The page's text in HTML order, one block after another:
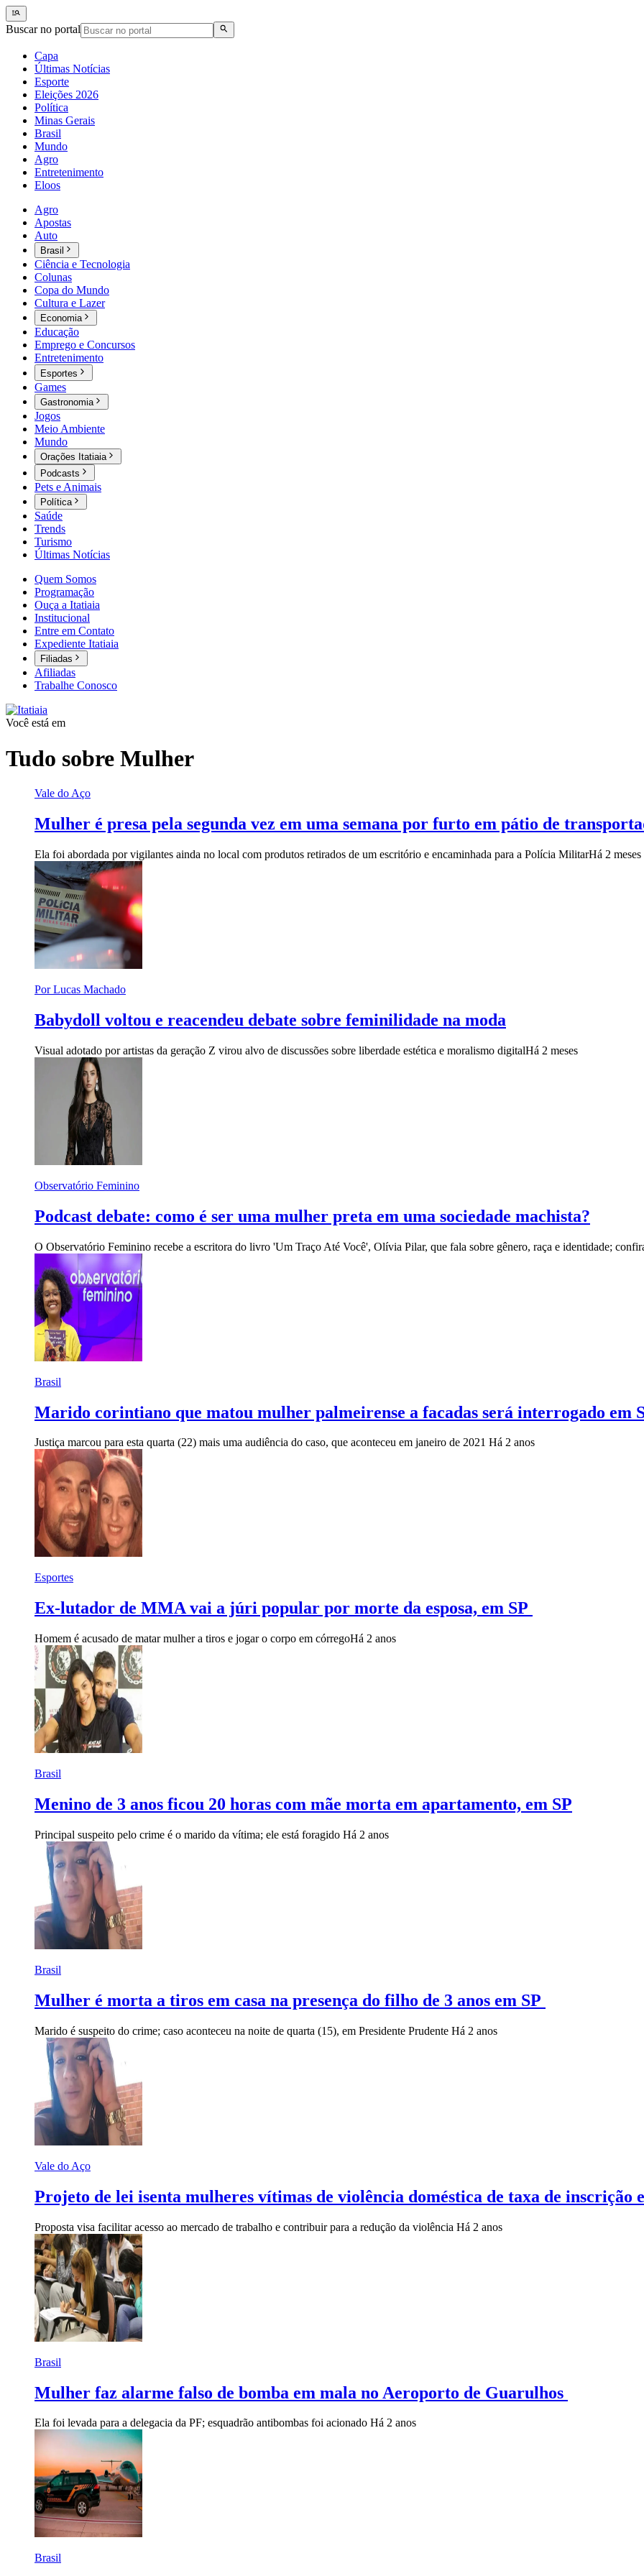
Buscar no portal
Capa
Últimas Notícias
Esporte
Eleições 2026
Política
Minas Gerais
Brasil
Mundo
Agro
Entretenimento
Eloos
Agro
Apostas
Auto
Brasil
Ciência e Tecnologia
Colunas
Copa do Mundo
Cultura e Lazer
Economia
Educação
Emprego e Concursos
Entretenimento
Esportes
Games
Gastronomia
Jogos
Meio Ambiente
Mundo
Orações Itatiaia
Podcasts
Pets e Animais
Política
Saúde
Trends
Turismo
Últimas Notícias
Quem Somos
Programação
Ouça a Itatiaia
Institucional
Entre em Contato
Expediente Itatiaia
Filiadas
Afiliadas
Trabalhe Conosco
Você está em
Tudo sobre Mulher
Vale do Aço
Mulher é presa pela segunda vez em uma semana por furto em pátio de
Ela foi abordada por vigilantes ainda no local com produtos retirados de um escritório e encaminhada para a Polícia MilitarHá 2 meses
Por Lucas Machado
Babydoll voltou e reacendeu debate sobre feminilidade na moda
Visual adotado por artistas da geração Z virou alvo de discussões sobre liberdade estética e moralismo digitalHá 2 meses
Observatório Feminino
Podcast debate: como é ser uma mulher preta em uma sociedade machista?
O Observatório Feminino recebe a escritora do livro 'Um Traço Até Você', Olívia Pilar, que fala sobre gênero, raça e identidade;
Brasil
Marido corintiano que matou mulher palmeirense a facadas será interrogado em
Justiça marcou para esta quarta (22) mais uma audiência do caso, que aconteceu em janeiro de 2021 Há 2 anos
Esportes
Ex-lutador de MMA vai a júri popular por morte da esposa, em SP
Homem é acusado de matar mulher a tiros e jogar o corpo em córregoHá 2 anos
Brasil
Menino de 3 anos ficou 20 horas com mãe morta em apartamento, em SP
Principal suspeito pelo crime é o marido da vítima; ele está foragido Há 2 anos
Brasil
Mulher é morta a tiros em casa na presença do filho de 3 anos em SP
Marido é suspeito do crime; caso aconteceu na noite de quarta (15), em Presidente Prudente Há 2 anos
Vale do Aço
Projeto de lei isenta mulheres vítimas de violência doméstica de taxa de inscrição
Proposta visa facilitar acesso ao mercado de trabalho e contribuir para a redução da violência Há 2 anos
Brasil
Mulher faz alarme falso de bomba em mala no Aeroporto de Guarulhos
Ela foi levada para a delegacia da PF; esquadrão antibombas foi acionado Há 2 anos
Brasil